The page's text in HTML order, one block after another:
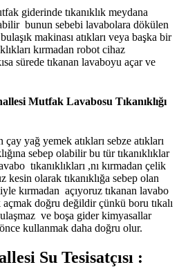
giderinde tıkanıklık meydana
bunun sebebi lavabolara dökülen
makinası atıkları veya başka bir
kırmadan robot cihaz
sürede tıkanan lavaboyu açar ve
Mutfak Lavabosu Tıkanıklığı
yağ yemek atıkları sebze atıkları
sebep olabilir bu tür tıkanıklıklar
tıkanıklıkları ,nı kırmadan çelik
kesin olarak tıkanıklığa sebep olan
kırmadan açıyoruz tıkanan lavabo
doğru değildir çünkü boru tıkalı
ve boşa gider kimyasallar
kullanmak daha doğru olur.
Su Tesisatçısı :